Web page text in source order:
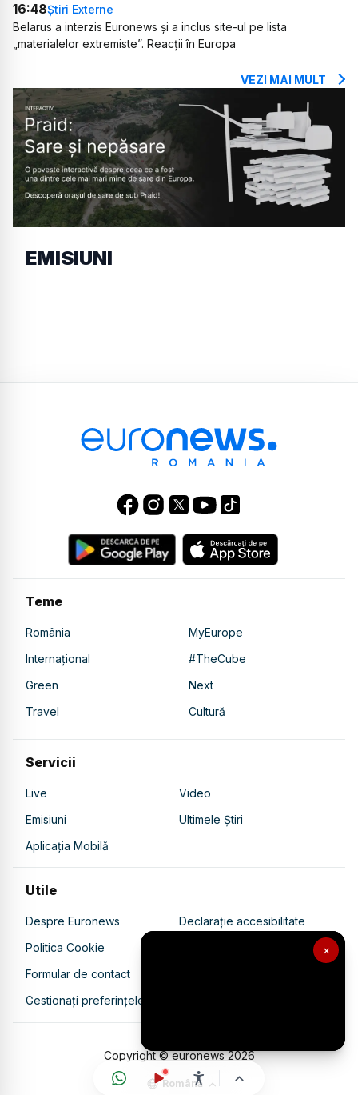
×
16:48Știri Externe
Belarus a interzis Euronews și a inclus site-ul pe lista
„materialelor extremiste”. Reacții în Europa
VEZI MAI MULT
EMISIUNI
Teme
România
MyEurope
Internațional
#TheCube
Green
Next
Travel
Cultură
Servicii
Live
Video
Emisiuni
Ultimele Știri
Aplicația Mobilă
Utile
Despre Euronews
Declarație accesibilitate
Politica Cookie
Politica de confidențialitate
Formular de contact
Gestionați preferințele
Copyright © euronews2026
Română